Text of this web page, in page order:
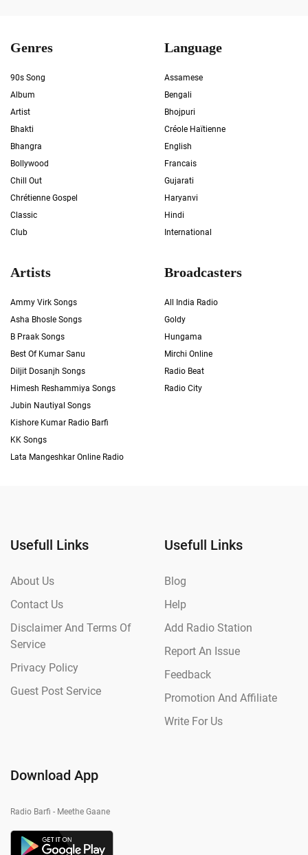
Genres
90s Song
Album
Artist
Bhakti
Bhangra
Bollywood
Chill Out
Chrétienne Gospel
Classic
Club
Language
Assamese
Bengali
Bhojpuri
Créole Haïtienne
English
Francais
Gujarati
Haryanvi
Hindi
International
Artists
Ammy Virk Songs
Asha Bhosle Songs
B Praak Songs
Best Of Kumar Sanu
Diljit Dosanjh Songs
Himesh Reshammiya Songs
Jubin Nautiyal Songs
Kishore Kumar Radio Barfi
KK Songs
Lata Mangeshkar Online Radio
Broadcasters
All India Radio
Goldy
Hungama
Mirchi Online
Radio Beat
Radio City
Usefull Links
About Us
Contact Us
Disclaimer And Terms Of
Service
Privacy Policy
Guest Post Service
Usefull Links
Blog
Help
Add Radio Station
Report An Issue
Feedback
Promotion And Affiliate
Write For Us
Download App
Radio Barfi - Meethe Gaane